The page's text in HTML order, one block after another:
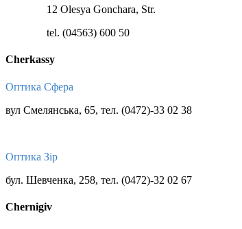
12 Olesya Gonchara, Str.
tel. (04563) 600 50
Cherkassy
Оптика Сфера
вул Смелянська, 65, тел. (0472)-33 02 38
Оптика Зір
бул. Шевченка, 258, тел. (0472)-32 02 67
Chernigiv